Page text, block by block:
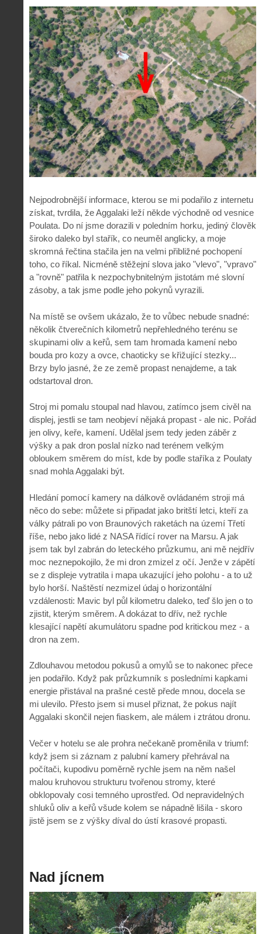
Nejpodrobnější informace, kterou se mi podařilo z internetu
získat, tvrdila, že Aggalaki leží někde východně od vesnice
Poulata. Do ní jsme dorazili v poledním horku, jediný člověk
široko daleko byl stařík, co neuměl anglicky, a moje
skromná řečtina stačila jen na velmi přibližné pochopení
toho, co říkal. Nicméně stěžejní slova jako "vlevo", "vpravo"
a "rovně" patřila k nezpochybnitelným jistotám mé slovní
zásoby, a tak jsme podle jeho pokynů vyrazili.
Na místě se ovšem ukázalo, že to vůbec nebude snadné:
několik čtverečních kilometrů nepřehledného terénu se
skupinami oliv a keřů, sem tam hromada kamení nebo
bouda pro kozy a ovce, chaoticky se křižující stezky...
Brzy bylo jasné, že ze země propast nenajdeme, a tak
odstartoval dron.
Stroj mi pomalu stoupal nad hlavou, zatímco jsem civěl na
displej, jestli se tam neobjeví nějaká propast - ale nic. Pořád
jen olivy, keře, kamení. Udělal jsem tedy jeden záběr z
výšky a pak dron poslal nízko nad terénem velkým
obloukem směrem do míst, kde by podle staříka z Poulaty
snad mohla Aggalaki být.
Hledání pomocí kamery na dálkově ovládaném stroji má
něco do sebe: můžete si připadat jako britští letci, kteří za
války pátrali po von Braunových raketách na území Třetí
říše, nebo jako lidé z NASA řídící rover na Marsu. A jak
jsem tak byl zabrán do leteckého průzkumu, ani mě nejdřív
moc neznepokojilo, že mi dron zmizel z očí. Jenže v zápětí
se z displeje vytratila i mapa ukazující jeho polohu - a to už
bylo horší. Naštěstí nezmizel údaj o horizontální
vzdálenosti: Mavic byl půl kilometru daleko, teď šlo jen o to
zjistit, kterým směrem. A dokázat to dřív, než rychle
klesající napětí akumulátoru spadne pod kritickou mez - a
dron na zem.
Zdlouhavou metodou pokusů a omylů se to nakonec přece
jen podařilo. Když pak průzkumník s posledními kapkami
energie přistával na prašné cestě přede mnou, docela se
mi ulevilo. Přesto jsem si musel přiznat, že pokus najít
Aggalaki skončil nejen fiaskem, ale málem i ztrátou dronu.
Večer v hotelu se ale prohra nečekaně proměnila v triumf:
když jsem si záznam z palubní kamery přehrával na
počítači, kupodivu poměrně rychle jsem na něm našel
malou kruhovou strukturu tvořenou stromy, které
obklopovaly cosi temného uprostřed. Od nepravidelných
shluků oliv a keřů všude kolem se nápadně lišila - skoro
jistě jsem se z výšky díval do ústí krasové propasti.
Nad jícnem